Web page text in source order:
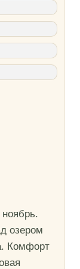
озером
Комфорт